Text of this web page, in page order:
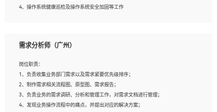
4、操作系统健康巡检及操作系统安全加固等工作
1、全日制本科计算机相关专业毕业，3年以上相关工作经验；
3、熟练使用脚本语言，shell/python任一种，熟练使用Ansible
4、熟悉linux常见服务、中间件的基本原理、部署以及故障处理，如：Mysql、
Apache、Nginx、Zabbix、Kafka等
5、熟悉主流虚拟化技术，如：VMware、KVM
6、具备网络方面的基础知识，熟悉常见的网络协议，如TCP/IP，转发原理，路由优
需求分析师（广州）
岗位职责：
1、负责收集业务部门需求以及需求紧要优先级排序；
2、制作需求相关流程图、原型图、需求报告；
3、负责业务的需求调研、分析和管理工作，对需求文档进行管理；
4、发现业务操作流程中的痛点，并提出对应的解决方案；